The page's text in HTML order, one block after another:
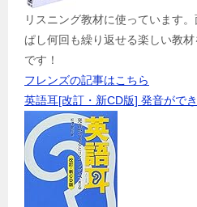
リスニング教材に使っています
ぱし何回も繰り返せる楽しい教
です！
フレンズの記事はこちら
英語耳[改訂・新CD版] 発音がで